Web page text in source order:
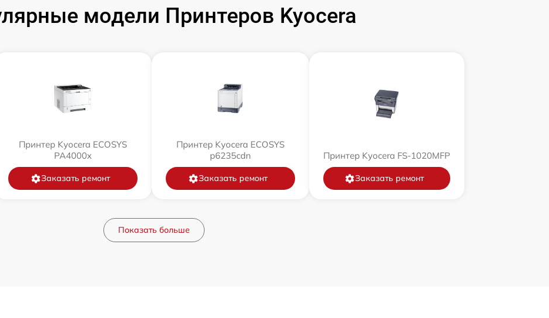
модели Принтеров Kyocera
Принтер Kyocera ECOSYS
PA4000x
Заказать ремонт
Принтер Kyocera ECOSYS
p6235cdn
Заказать ремонт
Принтер Kyocera FS-1020MFP
Заказать ремонт
Показать больше